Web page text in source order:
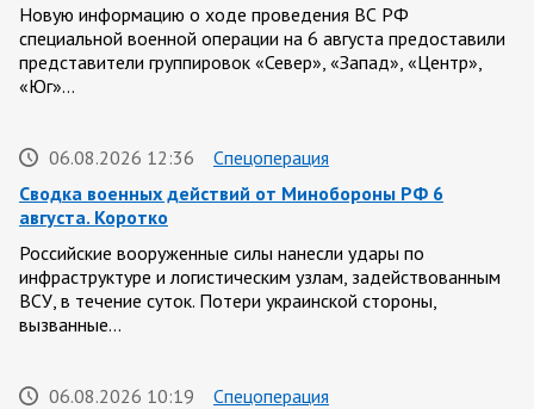
Новую информацию о ходе проведения ВС РФ
специальной военной операции на 6 августа предоставили
представители группировок «Север», «Запад», «Центр»,
«Юг»…
06.08.2026 12:36
Спецоперация
Сводка военных действий от Минобороны РФ 6
августа. Коротко
Российские вооруженные силы нанесли удары по
инфраструктуре и логистическим узлам, задействованным
ВСУ, в течение суток. Потери украинской стороны,
вызванные…
06.08.2026 10:19
Спецоперация